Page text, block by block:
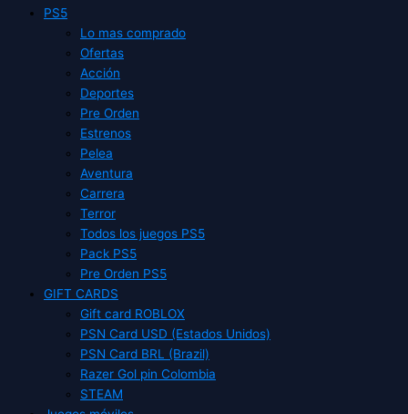
PS5
Lo mas comprado
Ofertas
Acción
Deportes
Pre Orden
Estrenos
Pelea
Aventura
Carrera
Terror
Todos los juegos PS5
Pack PS5
Pre Orden PS5
GIFT CARDS
Gift card ROBLOX
PSN Card USD (Estados Unidos)
PSN Card BRL (Brazil)
Razer Gol pin Colombia
STEAM